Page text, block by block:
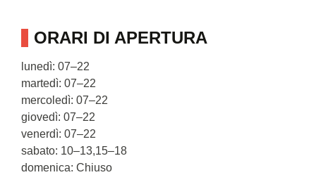
ORARI DI APERTURA
lunedì: 07–22
martedì: 07–22
mercoledì: 07–22
giovedì: 07–22
venerdì: 07–22
sabato: 10–13,15–18
domenica: Chiuso